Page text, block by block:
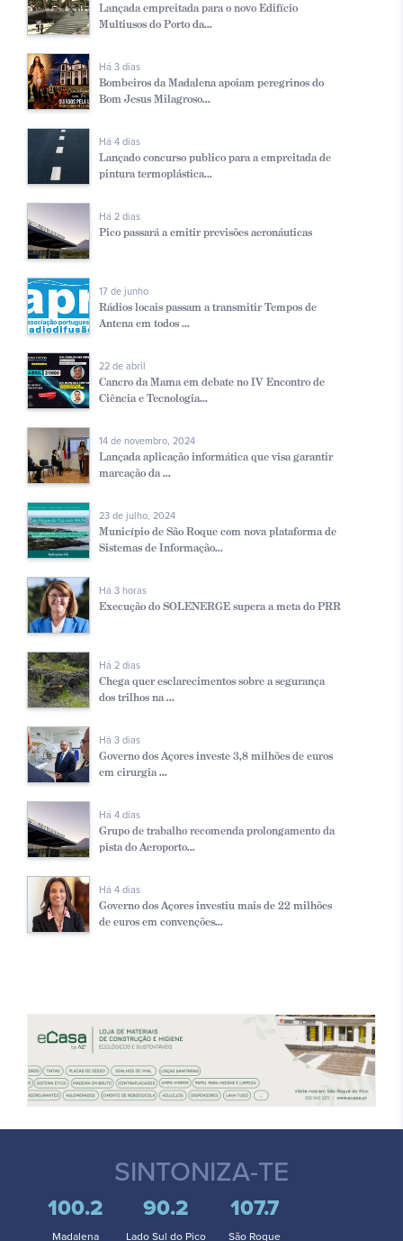
Lançada empreitada para o novo Edifício
Multiusos do Porto da...
Há 3 dias
Bombeiros da Madalena apoiam peregrinos do
Bom Jesus Milagroso...
Há 4 dias
Lançado concurso publico para a empreitada de
pintura termoplástica...
Há 2 dias
Pico passará a emitir previsões aeronáuticas
17 de junho
Rádios locais passam a transmitir Tempos de
Antena em todos ...
22 de abril
Cancro da Mama em debate no IV Encontro de
Ciência e Tecnologia...
14 de novembro, 2024
Lançada aplicação informática que visa garantir
marcação da ...
23 de julho, 2024
Município de São Roque com nova plataforma de
Sistemas de Informação...
Há 3 horas
Execução do SOLENERGE supera a meta do PRR
Há 2 dias
Chega quer esclarecimentos sobre a segurança
dos trilhos na ...
Há 3 dias
Governo dos Açores investe 3,8 milhões de euros
em cirurgia ...
Há 4 dias
Grupo de trabalho recomenda prolongamento da
pista do Aeroporto...
Há 4 dias
Governo dos Açores investiu mais de 22 milhões
de euros em convenções...
SINTONIZA-TE
100.2
Madalena
90.2
Lado Sul do Pico
107.7
São Roque